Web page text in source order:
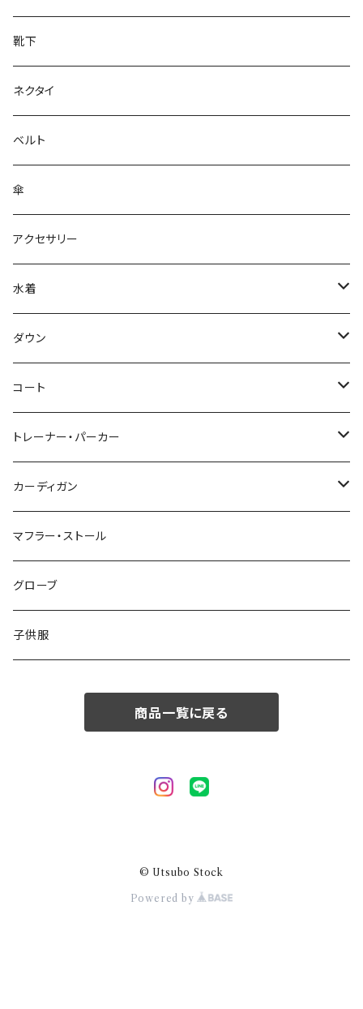
靴下
ネクタイ
ベルト
傘
アクセサリー
水着
～44/S
46/M
48/L
50/XL～
ダウン
～44/S
46/M
48/L
50/XL～
コート
～44/S
46/M
48/L
50/XL～
トレーナー・パーカー
～44/S
46/M
48/L
50/XL～
カーディガン
～44/S
46/M
48/L
マフラー・ストール
グローブ
子供服
商品一覧に戻る
© Utsubo Stock
Powered by